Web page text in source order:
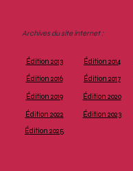
Archives du site internet :
Édition 2013
Édition 2016
Édition 2019
Édition 2022
Édition 2014
Édition 2017
Édition 2020
Édition 2023
Édition 2025